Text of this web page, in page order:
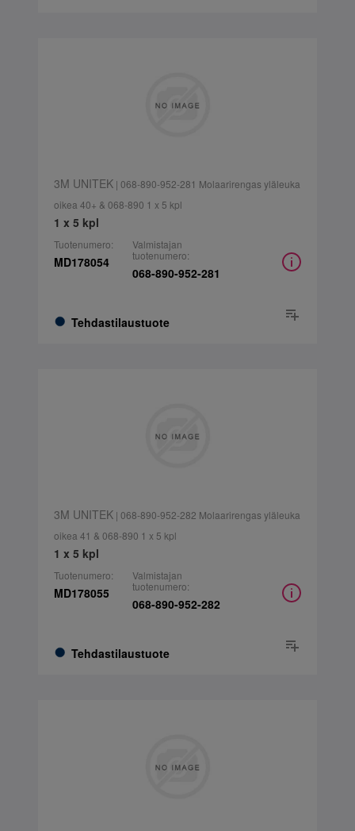
3M UNITEK| 068-890-952-281 Molaarirengas yläleuka
oikea 40+ & 068-890 1 x 5 kpl
1 x 5 kpl
Tuotenumero:
MD178054
Tehdastilaustuote
Valmistajan
tuotenumero:
068-890-952-281
3M UNITEK| 068-890-952-282 Molaarirengas yläleuka
oikea 41 & 068-890 1 x 5 kpl
1 x 5 kpl
Tuotenumero:
MD178055
Tehdastilaustuote
Valmistajan
tuotenumero:
068-890-952-282